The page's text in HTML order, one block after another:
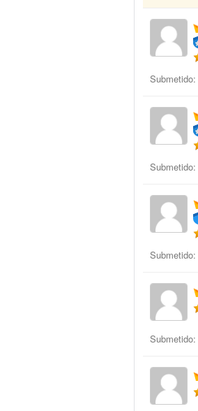
Submetido:
Submetido:
Submetido:
Submetido: